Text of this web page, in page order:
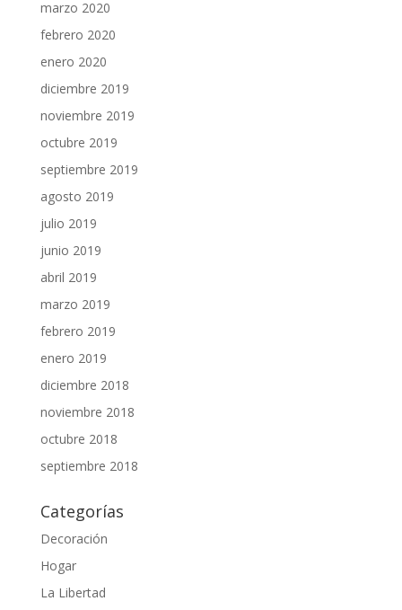
marzo 2020
febrero 2020
enero 2020
diciembre 2019
noviembre 2019
octubre 2019
septiembre 2019
agosto 2019
julio 2019
junio 2019
abril 2019
marzo 2019
febrero 2019
enero 2019
diciembre 2018
noviembre 2018
octubre 2018
septiembre 2018
Categorías
Decoración
Hogar
La Libertad